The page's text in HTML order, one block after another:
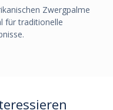
Zwergpalme
für traditionelle